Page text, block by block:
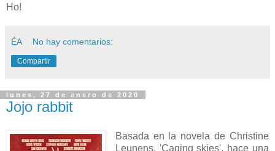
Ho!
ÉA No hay comentarios:
Compartir
lunes, 27 de enero de 2020
Jojo rabbit
Basada en la novela de Christine
Leunens, 'Caging skies', hace una